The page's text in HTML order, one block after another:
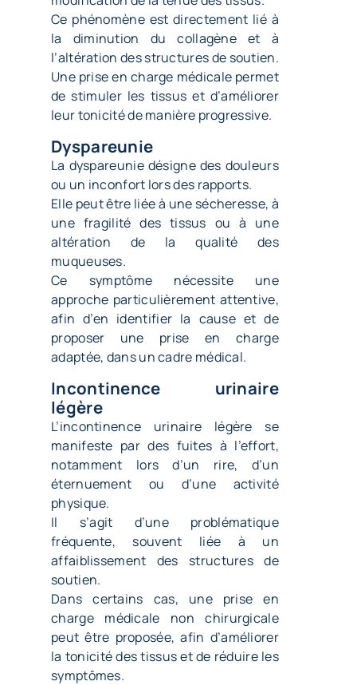
Ce phénomène est directement lié à
la diminution du collagène et à
l’altération des structures de soutien.
Une prise en charge médicale permet
de stimuler les tissus et d’améliorer
leur tonicité de manière progressive.
Dyspareunie
La dyspareunie désigne des douleurs
ou un inconfort lors des rapports.
Elle peut être liée à une sécheresse, à
une fragilité des tissus ou à une
altération de la qualité des
muqueuses.
Ce symptôme nécessite une
approche particulièrement attentive,
afin d’en identifier la cause et de
proposer une prise en charge
adaptée, dans un cadre médical.
Incontinence urinaire
légère
L’incontinence urinaire légère se
manifeste par des fuites à l’effort,
notamment lors d’un rire, d’un
éternuement ou d’une activité
physique.
Il s’agit d’une problématique
fréquente, souvent liée à un
affaiblissement des structures de
soutien.
Dans certains cas, une prise en
charge médicale non chirurgicale
peut être proposée, afin d’améliorer
la tonicité des tissus et de réduire les
symptômes.